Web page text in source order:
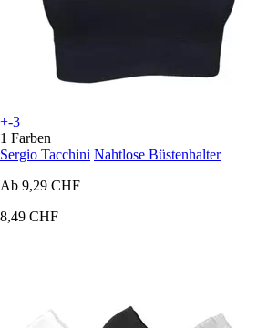
+-3
1 Farben
Sergio Tacchini Nahtlose Büstenhalter
Ab 9,29 CHF
8,49 CHF